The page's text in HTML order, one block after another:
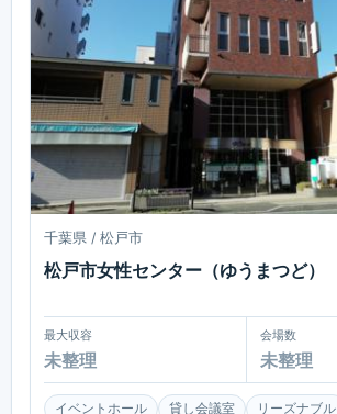
千葉県 / 松戸市
松戸市女性センター（ゆうまつど）
最大収容
未整理
会場数
未整理
イベントホール 貸し会議室 リーズナブル